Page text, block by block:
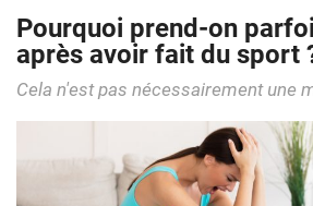
Pourquoi prend-on
après avoir fait du sport
Cela n'est pas nécessairement une